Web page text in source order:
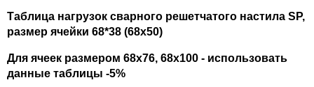
Таблица нагрузок сварного решетчатого настила SP,
размер ячейки 68*38 (68х50)
Для ячеек размером 68х76, 68х100 - использовать
данные таблицы -5%